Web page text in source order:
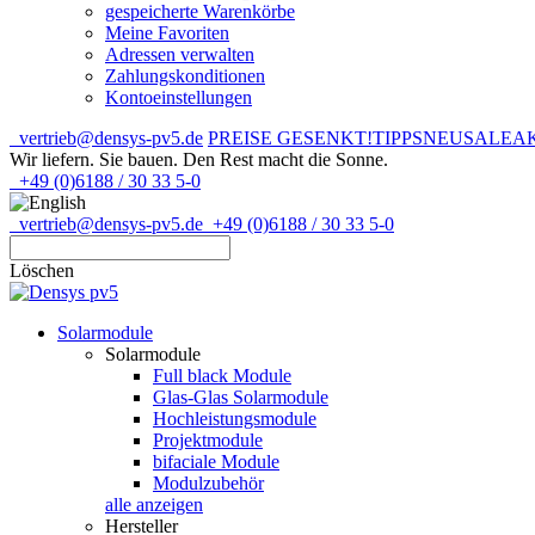
gespeicherte Warenkörbe
Meine Favoriten
Adressen verwalten
Zahlungskonditionen
Kontoeinstellungen
vertrieb@densys-pv5.de PREISE GESENKT!TIPPSNEUSALE
Wir liefern. Sie bauen. Den Rest macht die Sonne.
+49 (0)6188 / 30 33 5-0
vertrieb@densys-pv5.de +49 (0)6188 / 30 33 5-0
Löschen
Solarmodule
Solarmodule
Full black Module
Glas-Glas Solarmodule
Hochleistungsmodule
Projektmodule
bifaciale Module
Modulzubehör
alle anzeigen
Hersteller